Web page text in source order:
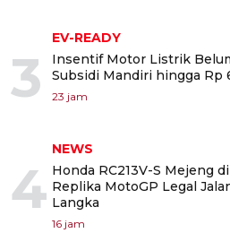
3
EV-READY
Insentif Motor Listrik
Subsidi Mandiri hingga Rp
23 jam
4
NEWS
Honda RC213V-S Mejeng
Replika MotoGP Legal
Langka
16 jam